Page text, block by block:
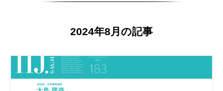
2024年8月の記事